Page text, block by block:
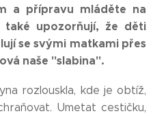
a přípravu mláděte na
také upozorňují, že děti
se svými matkami přes
naše "slabina".
rozlouskla, kde je obtíž,
Umetat cestičku,